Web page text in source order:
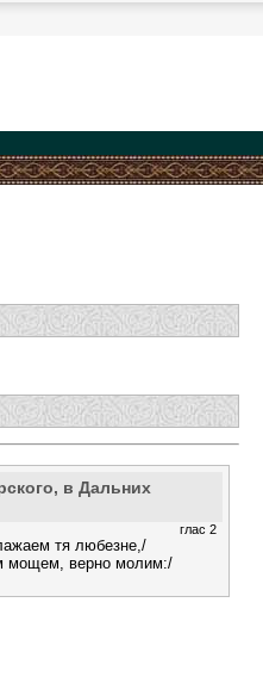
в Дальних
глас 2
тя любезне,/
мощем, верно молим:/